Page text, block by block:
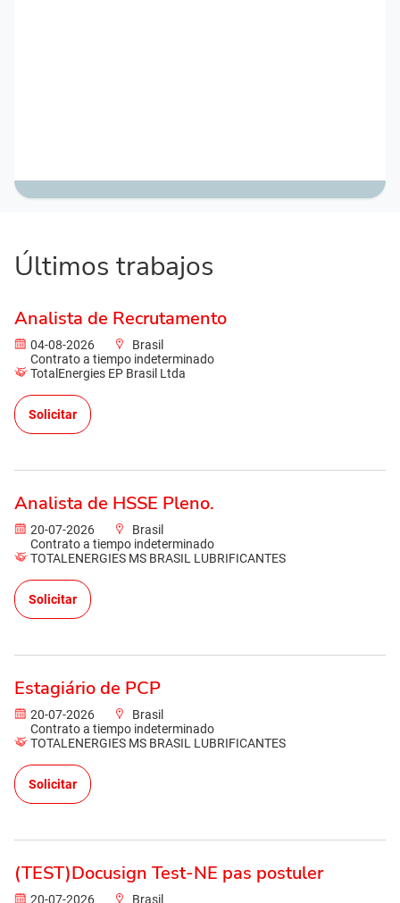
Últimos trabajos
Analista de Recrutamento
04-08-2026
Brasil
Contrato a tiempo indeterminado
TotalEnergies EP Brasil Ltda
Solicitar
Analista de HSSE Pleno.
20-07-2026
Brasil
Contrato a tiempo indeterminado
TOTALENERGIES MS BRASIL LUBRIFICANTES
Solicitar
Estagiário de PCP
20-07-2026
Brasil
Contrato a tiempo indeterminado
TOTALENERGIES MS BRASIL LUBRIFICANTES
Solicitar
(TEST)Docusign Test-NE pas postuler
20-07-2026 Brasil